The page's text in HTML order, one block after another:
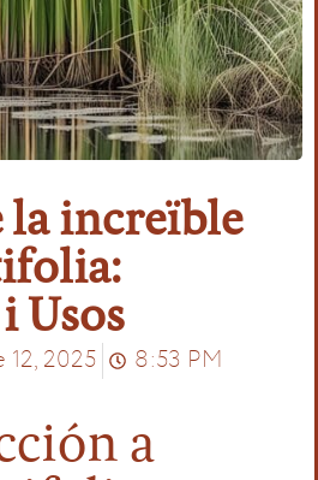
la increïble
Usos
12, 2025 8:53 PM
a